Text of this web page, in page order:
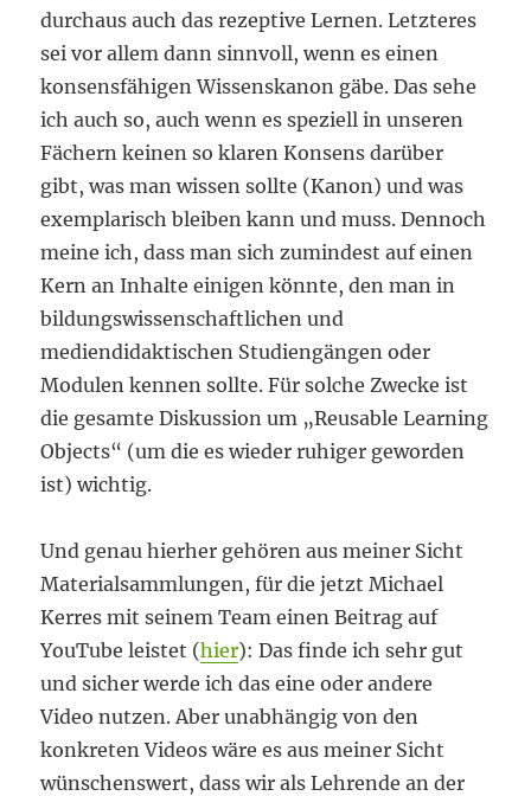
durchaus auch das rezeptive Lernen. Letzteres
sei vor allem dann sinnvoll, wenn es einen
konsensfähigen Wissenskanon gäbe. Das sehe
ich auch so, auch wenn es speziell in unseren
Fächern keinen so klaren Konsens darüber
gibt, was man wissen sollte (Kanon) und was
exemplarisch bleiben kann und muss. Dennoch
meine ich, dass man sich zumindest auf einen
Kern an Inhalte einigen könnte, den man in
bildungswissenschaftlichen und
mediendidaktischen Studiengängen oder
Modulen kennen sollte. Für solche Zwecke ist
die gesamte Diskussion um „Reusable Learning
Objects“ (um die es wieder ruhiger geworden
ist) wichtig.
Und genau hierher gehören aus meiner Sicht
Materialsammlungen, für die jetzt Michael
Kerres mit seinem Team einen Beitrag auf
YouTube leistet (hier): Das finde ich sehr gut
und sicher werde ich das eine oder andere
Video nutzen. Aber unabhängig von den
konkreten Videos wäre es aus meiner Sicht
wünschenswert, dass wir als Lehrende an der